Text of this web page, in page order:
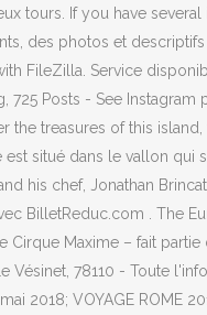
tours. If you have
des photos et
FileZilla. Service
Posts - See
the treasures of this
situé dans le vallon qui
his chef, Jonathan
BilletReduc.com .
Maxime – fait
Vésinet, 78110 - Toute
mai 2018; VOYAGE